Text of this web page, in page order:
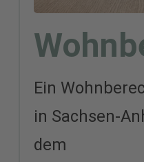
Ein
in Sachsen-
dem